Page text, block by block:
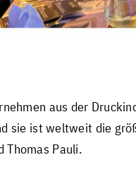
aus der
sie ist weltweit die
Thomas Pauli.